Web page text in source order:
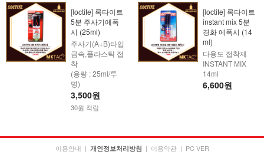
[loctite] 록타이트
5분 주사기에폭
시 (25ml)
주사기(A+B)타입
금속,플라스틱 접
착
(용량 : 25ml/투
명)
3,500원
30원 적립
[loctite] 록타이트
instant mix 5분
경화 에폭시 (14
ml)
다용도 접착제
INSTANT MIX
14ml
6,600원
이용안내 | 개인정보처리방침 | 이용약관 | PC VER